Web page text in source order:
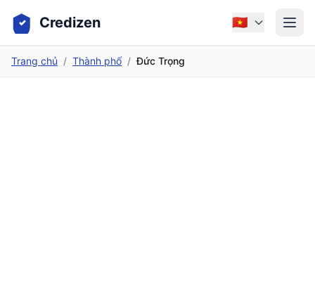
Credizen 🇻🇳
Trang chủ / Thành phố / Đức Trọng